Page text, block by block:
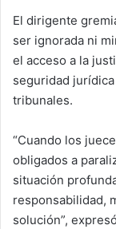
El dirigente
ser ignorada ni
el acceso a la
seguridad
tribunales.
“Cuando los
obligados a
situación
responsabilidad,
solución”,